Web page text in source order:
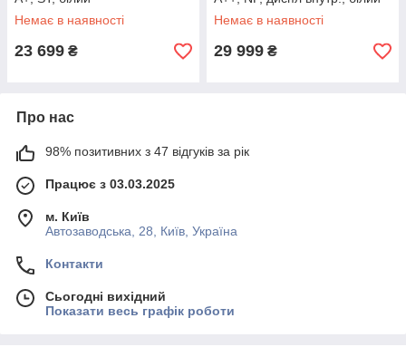
Немає в наявності
23 699 ₴
Немає в наявності
29 999 ₴
Про нас
98% позитивних з 47 відгуків за рік
Працює з 03.03.2025
м. Київ
Автозаводська, 28, Київ, Україна
Контакти
Сьогодні вихідний
Показати весь графік роботи